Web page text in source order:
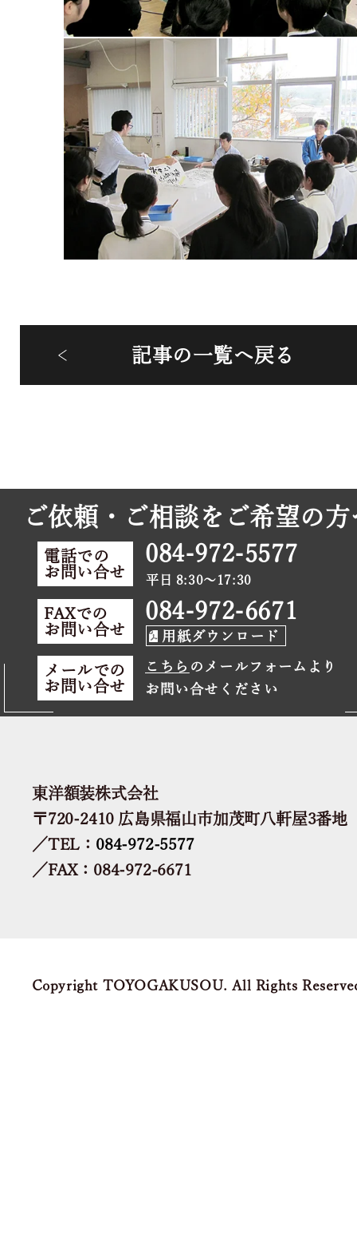
記事の一覧へ戻る
ご依頼・ご相談をご希望の方
電話での
お問い合せ
084-972-5577
平日 8:30～17:30
FAXでの
お問い合せ
084-972-6671
用紙ダウンロード
メールでの
お問い合せ
こちら のメールフォームより
お問い合せください
東洋額装株式会社
〒720-2410 広島県福山市加茂町八軒屋3番地
／TEL： 084-972-5577
／FAX：084-972-6671
Copyright TOYOGAKUSOU. All Rights